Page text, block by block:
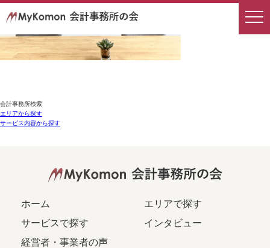
会計事務所検索
エリアから探す
サービス内容から探す
ホーム
エリアで探す
サービスで探す
インタビュー
経営者・事業者の声